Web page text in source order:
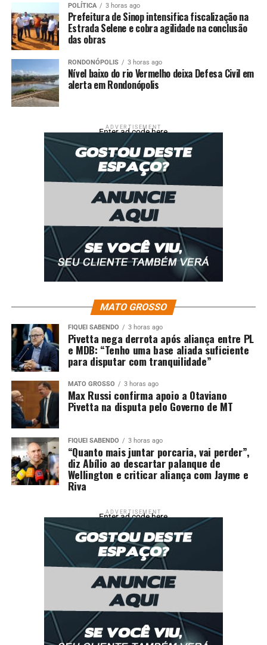
Quando: Quinta-feira, 12 de fevereiro, às 18h
Onde: Avenida Julio Campos, s/n – Denise – MT, 78380-
000
Horário: 18h
Fonte:Governo MT – MT
RELATED TOPICS: AUGUSTO COSTA DENISE
ESTADUAL GOVERNO INAUGURA
MARQUES
MATO MATO-GROSSO MATOGROSSO
Ciopaer e Bombeiros resgatam vítima perdida há três
dias na Floresta Amazônica
Sema promove oficina para fortalecer ações de
prevenção ao atropelamento de animais
POLÍTICA 3 horas ago
Prefeitura de Sinop intensifica fiscalização na
Estrada Selene e cobra agilidade na conclusão
das obras
RONDONÓPOLIS 3 horas ago
Nível baixo do rio Vermelho deixa Defesa Civil em
alerta em Rondonópolis
ADVERTISEMENT
Enter ad code here
MATO GROSSO
FIQUEI SABENDO 3 horas ago
Pivetta nega derrota após aliança entre PL
e MDB: “Tenho uma base aliada suficiente
para disputar com tranquilidade”
MATO GROSSO 3 horas ago
Max Russi confirma apoio a Otaviano
Pivetta na disputa pelo Governo de MT
FIQUEI SABENDO 3 horas ago
“Quanto mais juntar porcaria, vai perder”,
diz Abílio ao descartar palanque de
Wellington e criticar aliança com Jayme e
Riva
ADVERTISEMENT
Enter ad code here